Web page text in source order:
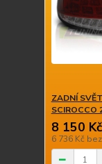
ZADNÍ
SCIROCCO
8 150 Kč
6 736 Kč